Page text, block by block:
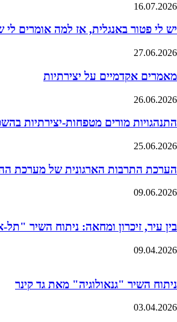
16.07.2026
יש לי פטור באנגלית, אז למה אומרים לי
27.06.2026
מאמרים אקדמיים על יצירתיות
26.06.2026
התנהגויות מורים מטפחות-יצירתיות
25.06.2026
הערכת התרבות הארגונית של מערכת
09.06.2026
בין עיר, זיכרון ומחאה: ניתוח השיר
09.04.2026
ניתוח השיר "גנאולוגיה" מאת גד קינר
03.04.2026